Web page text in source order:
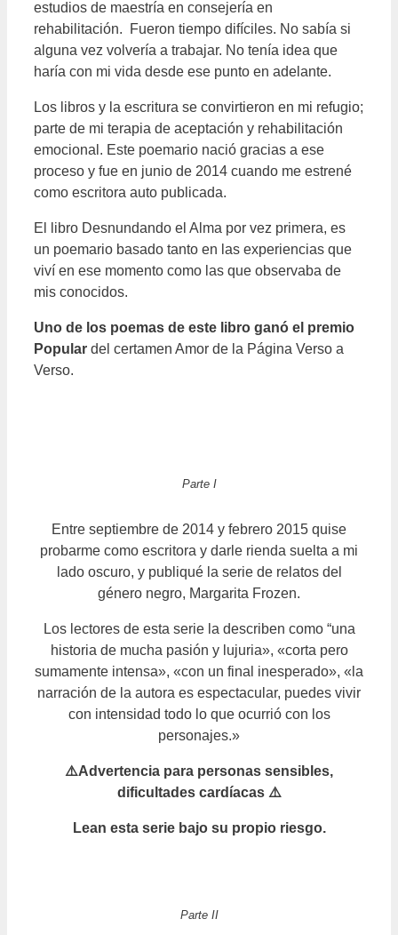
estudios de maestría en consejería en
rehabilitación. Fueron tiempo difíciles. No sabía si
alguna vez volvería a trabajar. No tenía idea que
haría con mi vida desde ese punto en adelante.
Los libros y la escritura se convirtieron en mi refugio;
parte de mi terapia de aceptación y rehabilitación
emocional. Este poemario nació gracias a ese
proceso y fue en junio de 2014 cuando me estrené
como escritora auto publicada.
El libro Desnundando el Alma por vez primera, es
un poemario basado tanto en las experiencias que
viví en ese momento como las que observaba de
mis conocidos.
Uno de los poemas de este libro ganó el premio
Popular del certamen Amor de la Página Verso a
Verso.
Parte I
Entre septiembre de 2014 y febrero 2015 quise
probarme como escritora y darle rienda suelta a mi
lado oscuro, y publiqué la serie de relatos del
género negro, Margarita Frozen.
Los lectores de esta serie la describen como “una
historia de mucha pasión y lujuria», «corta pero
sumamente intensa», «con un final inesperado», «la
narración de la autora es espectacular, puedes vivir
con intensidad todo lo que ocurrió con los
personajes.»
⚠️Advertencia para personas sensibles,
dificultades cardíacas ⚠️
Lean esta serie bajo su propio riesgo.
Parte II